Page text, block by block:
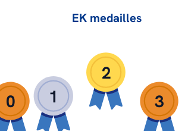
0
EK medailles
1
2
3